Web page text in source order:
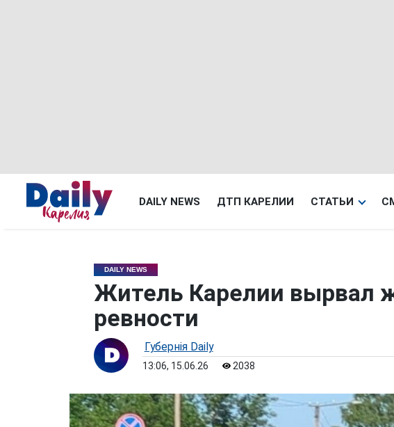
DAILY NEWS ДТП КАРЕЛИИ СТАТЬИ
DAILY NEWS
Житель Карелии вырвал
ревности
Губернiя Daily
13:06, 15.06.26 2038